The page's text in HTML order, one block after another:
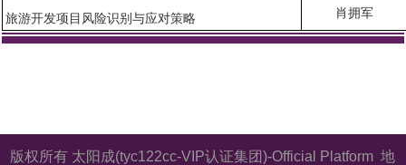
旅游开发项目风险识别与应对策略 肖拥军
版权所有 太阳成(tyc122cc-VIP认证集团)-Official Platform 地